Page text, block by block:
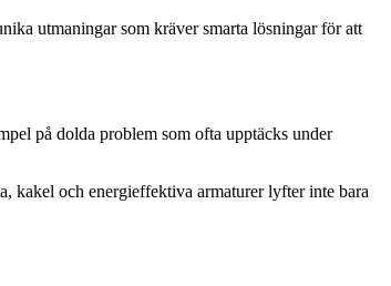
utmaningar som kräver smarta lösningar för att
på dolda problem som ofta upptäcks under
kakel och energieffektiva armaturer lyfter inte bara